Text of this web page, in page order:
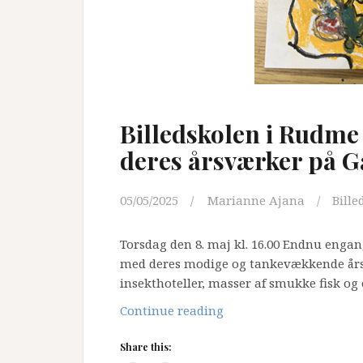
Billedskolen i
deres årsværker på
05/05/2025 Marianne Ajana
Torsdag den 8. maj kl. 16.00 Endnu
med deres modige og tankevækkende
insekthoteller, masser af smukke fisk
Continue reading
Share this: